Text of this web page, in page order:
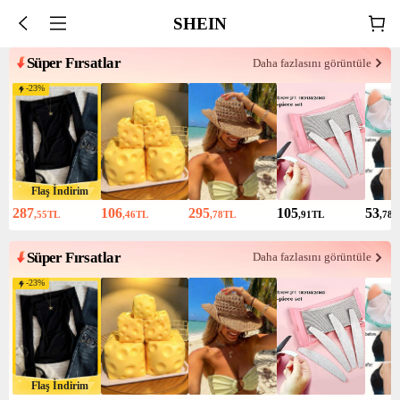
SHEIN
Süper Fırsatlar Daha fazlasını görüntüle
-23%
Flaş İndirim
287,55TL 106,46TL 295,78TL 105,91 TL 53,78
Süper Fırsatlar Daha fazlasını görüntüle
-23%
Flaş İndirim